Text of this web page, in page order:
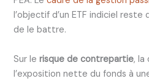
l’objectif d’un ETF indiciel reste
de le battre.
Sur lerisque de contrepartie, la
l’exposition nette du fonds à